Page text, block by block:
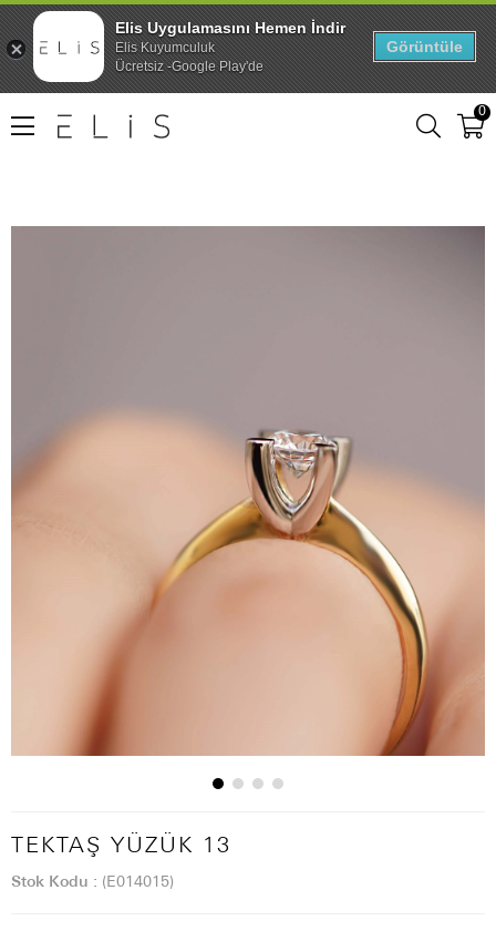
0
TEKTAŞ YÜZÜK 13
Stok Kodu (E014015)
Elis Uygulamasını Hemen İndir
Elis Kuyumculuk
Ücretsiz -Google Play'de
Görüntüle